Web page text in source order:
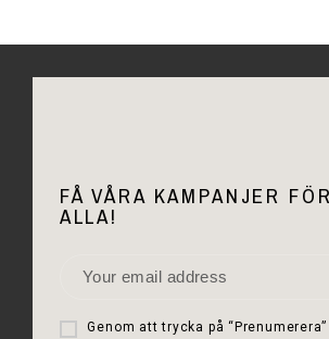
FÅ VÅRA KAMPANJER
ALLA!
Genom att trycka på